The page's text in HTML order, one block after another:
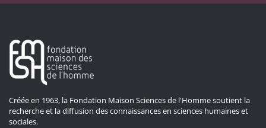
Créée en 1963, la Fondation Maison Sciences de l'Homme soutient la
recherche et la diffusion des connaissances en sciences humaines et
sociales.